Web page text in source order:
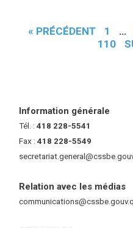
« PRÉCÉDENT 1 …
110
Information générale
Tél. :418 228-5541
Fax :418 228-5549
Relation avec les médias